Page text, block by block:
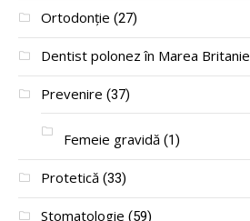
Ortodonție (27)
Dentist polonez în Marea Britanie
Prevenire (37)
Femeie gravidă (1)
Protetică (33)
Stomatologie (59)